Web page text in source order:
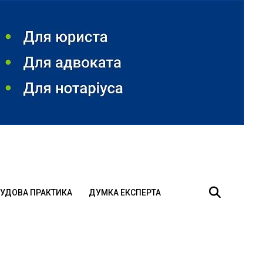
ПРАКТИКА ДУМКА ЕКСПЕРТА